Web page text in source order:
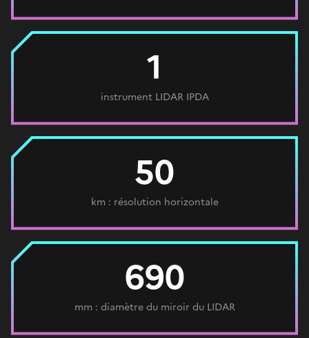
1
instrument LIDAR IPDA
50
km : résolution horizontale
690
mm : diamètre du miroir du LIDAR